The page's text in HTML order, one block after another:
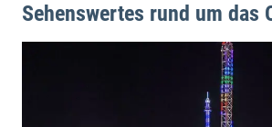
Sehenswertes rund um das